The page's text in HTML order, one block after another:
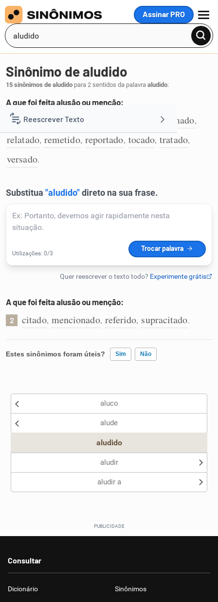
Assinar PRO
MENU
Reescrever Texto
Resumir Texto
Detector de IA
Humanizador de IA
Caça-palavras
Dicionário
Sinônimo de aludido
15 sinônimos de aludido para 2 sentidos da palavra aludido:
A que foi feita alusão ou menção:
1 apontado,dito, informado,
relatado, remetido, reportado, tocado, tratado,
versado.
A que foi feita alusão ou menção:
2 citado, mencionado, referido, supracitado.
Estes sinônimos foram úteis? Sim Não
Nenhum dos sinônimos apresentados me ajudou
aluco
alude
aludido
aludir
aludir a
Consultar
Dicionário Sinônimos